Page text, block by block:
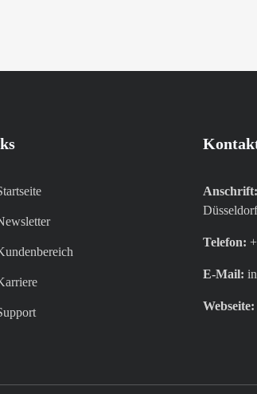
Anschrift:
Düsseldorf
Telefon:
E-Mail:
Webseite: